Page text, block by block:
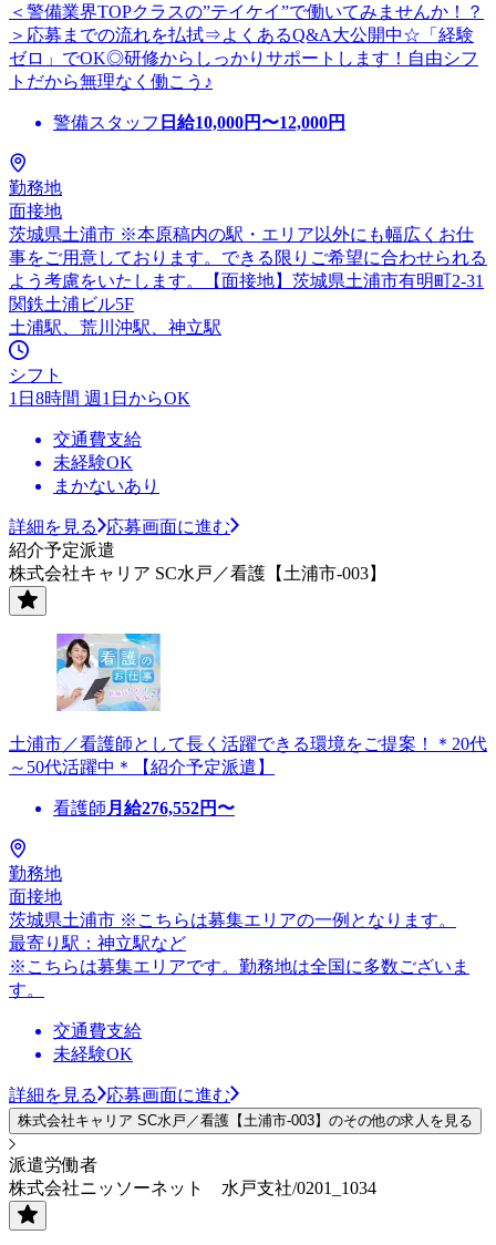
＜警備業界TOPクラスの”テイケイ”で働いてみませんか！？
＞応募までの流れを払拭⇒よくあるQ&A大公開中☆「経験
ゼロ」でOK◎研修からしっかりサポートします！自由シフ
トだから無理なく働こう♪
警備スタッフ 日給10,000円〜12,000円
勤務地
面接地
茨城県土浦市 ※本原稿内の駅・エリア以外にも幅広くお仕
事をご用意しております。できる限りご希望に合わせられる
よう考慮をいたします。【面接地】茨城県土浦市有明町2-31
関鉄土浦ビル5F
土浦駅、荒川沖駅、神立駅
シフト
1日8時間 週1日からOK
交通費支給
未経験OK
まかないあり
詳細を見る
応募画面に進む
紹介予定派遣
株式会社キャリア SC水戸／看護【土浦市-003】
土浦市／看護師として長く活躍できる環境をご提案！＊20代
～50代活躍中＊【紹介予定派遣】
看護師 月給276,552円〜
勤務地
面接地
茨城県土浦市 ※こちらは募集エリアの一例となります。
最寄り駅：神立駅など
※こちらは募集エリアです。勤務地は全国に多数ございま
す。
交通費支給
未経験OK
詳細を見る 応募画面に進む
株式会社キャリア SC水戸／看護【土浦市-003】のその他の求人を見る
派遣労働者
株式会社ニッソーネット 水戸支社/0201_1034